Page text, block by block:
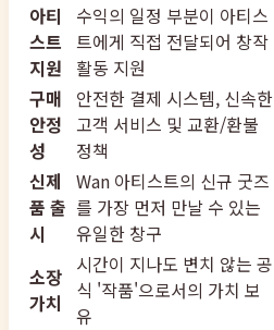
아티
스트
지원
수익의 일정 부분이 아티스
트에게 직접 전달되어 창작
활동 지원
구매
안정
성
안전한 결제 시스템, 신속한
고객 서비스 및 교환/환불
정책
신제
품 출
시
Wan 아티스트의 신규 굿즈
를 가장 먼저 만날 수 있는
유일한 창구
소장
가치
시간이 지나도 변치 않는 공
식 '작품'으로서의 가치 보
유